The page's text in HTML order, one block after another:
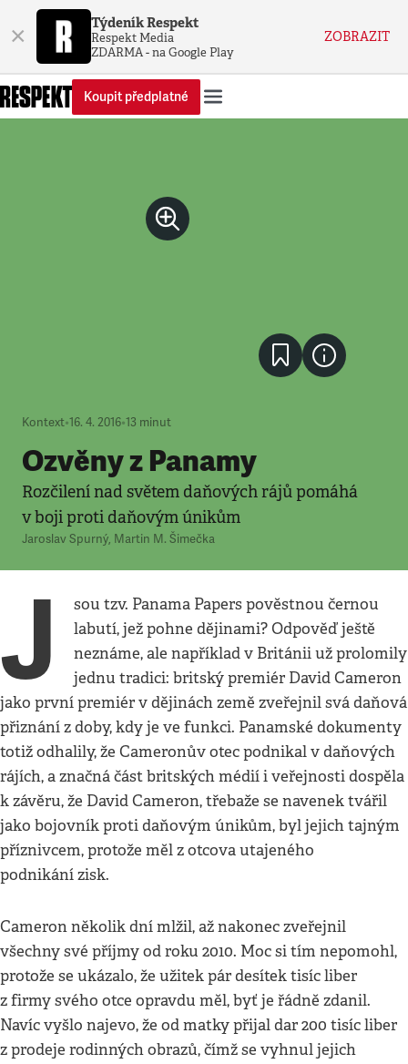
× Týdeník Respekt
Respekt Media
ZDARMA - na Google Play
ZOBRAZIT
Koupit předplatné
Kontext•16. 4. 2016•13 minut
Ozvěny z Panamy
Rozčilení nad světem daňových rájů pomáhá
v boji proti daňovým únikům
Jaroslav Spurný, Martin M. Šimečka
J
sou tzv. Panama Papers pověstnou černou
labutí, jež pohne dějinami? Odpověď ještě
neznáme, ale například v Británii už prolomily
jednu tradici: britský premiér David Cameron
jako první premiér v dějinách země zveřejnil svá daňová
přiznání z doby, kdy je ve funkci. Panamské dokumenty
totiž odhalily, že Cameronův otec podnikal v daňových
rájích, a značná část britských médií i veřejnosti dospěla
k závěru, že David Cameron, třebaže se navenek tvářil
jako bojovník proti daňovým únikům, byl jejich tajným
příznivcem, protože měl z otcova utajeného
podnikání zisk.
Cameron několik dní mlžil, až nakonec zveřejnil
všechny své příjmy od roku 2010. Moc si tím nepomohl,
protože se ukázalo, že užitek pár desítek tisíc liber
z firmy svého otce opravdu měl, byť je řádně zdanil.
Navíc vyšlo najevo, že od matky přijal dar 200 tisíc liber
z prodeje rodinných obrazů, čímž se vyhnul jejich